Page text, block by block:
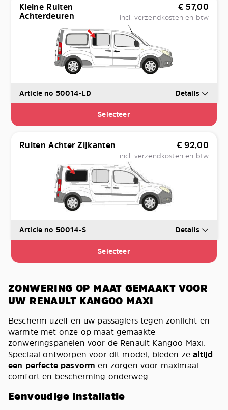
Kleine Ruiten
Achterdeuren
€ 57,00
incl. verzendkosten en btw
Article no 50014-LD Details
Selecteer
Ruiten Achter Zijkanten € 92,00
incl. verzendkosten en btw
Article no 50014-S Details
Selecteer
ZONWERING OP MAAT GEMAAKT VOOR
UW RENAULT KANGOO MAXI
Bescherm uzelf en uw passagiers tegen zonlicht en
warmte met onze op maat gemaakte
zonweringspanelen voor de Renault Kangoo Maxi.
Speciaal ontworpen voor dit model, bieden zealtijd
een perfecte pasvorm en zorgen voor maximaal
comfort en bescherming onderweg.
Eenvoudige installatie